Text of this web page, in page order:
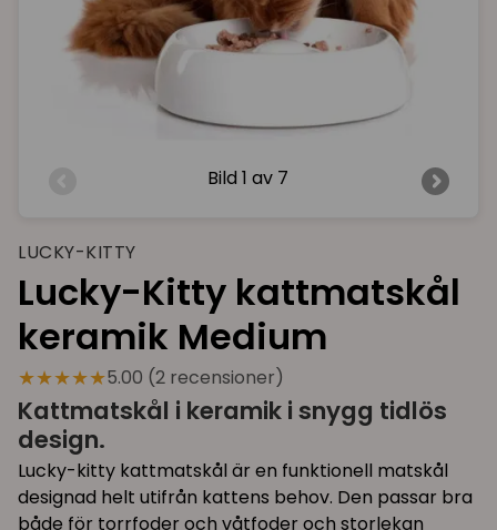
Bild1 av 7
LUCKY-KITTY
Lucky-Kitty kattmatskål
keramik Medium
★★★★★5.00 (2 recensioner)
Kattmatskål i keramik i snygg tidlös
design.
Lucky-kitty kattmatskål är en funktionell matskål
designad helt utifrån kattens behov. Den passar bra
både för torrfoder och våtfoder och storlekan